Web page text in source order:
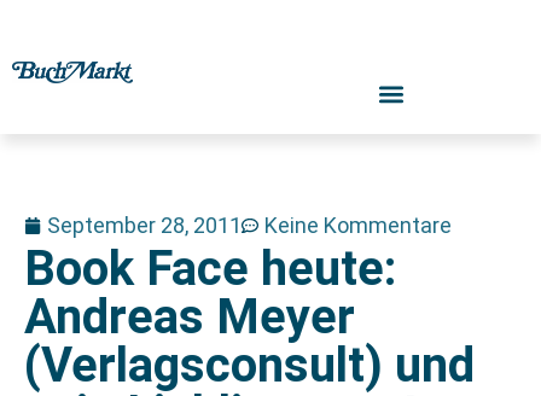
September 28, 2011 Keine Kommentare
Book Face heute:
Andreas Meyer
(Verlagsconsult) und